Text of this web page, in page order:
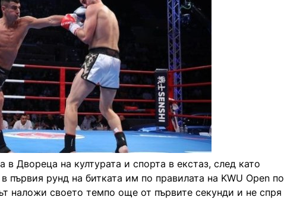
Двореца на културата и спорта в екстаз, след като
рунд на битката им по правилата на KWU Open по
наложи своето темпо още от първите секунди и не спря